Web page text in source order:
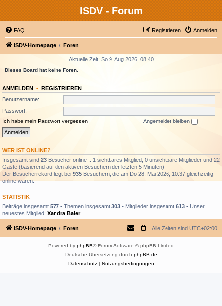
ISDV - Forum
FAQ Anmelden
Registrieren
ISDV-Homepage Foren
Aktuelle Zeit: So 9. Aug 2026, 08:40
Dieses Board hat keine Foren.
ANMELDEN • REGISTRIEREN
Benutzername:
Passwort:
Ich habe mein Passwort vergessen
Angemeldet bleiben
WER IST ONLINE?
Insgesamt sind 23 Besucher online :: 1 sichtbares Mitglied, 0 unsichtbare Mitglieder und 22
Gäste (basierend auf den aktiven Besuchern der letzten 5 Minuten)
Der Besucherrekord liegt bei 935 Besuchern, die am Do 28. Mai 2026, 10:37 gleichzeitig
online waren.
STATISTIK
Beiträge insgesamt 577 • Themen insgesamt 303 • Mitglieder insgesamt 613 • Unser
neuestes Mitglied: Xandra Baier
ISDV-Homepage Foren Alle Zeiten sind UTC+02:00
Powered by phpBB® Forum Software © phpBB Limited
Deutsche Übersetzung durch phpBB.de
Datenschutz| Nutzungsbedingungen